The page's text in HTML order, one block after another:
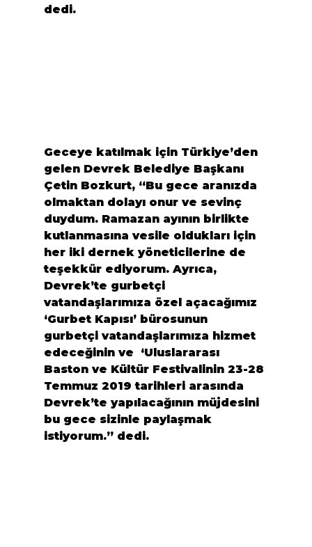
dedi.
Geceye katılmak için Türkiye’den
gelen Devrek Belediye Başkanı
Çetin Bozkurt, “Bu gece aranızda
olmaktan dolayı onur ve sevinç
duydum. Ramazan ayının birlikte
kutlanmasına vesile oldukları için
her iki dernek yöneticilerine de
teşekkür ediyorum. Ayrıca,
Devrek’te gurbetçi
vatandaşlarımıza özel açacağımız
‘Gurbet Kapısı’ bürosunun
gurbetçi vatandaşlarımıza hizmet
edeceğinin ve  ‘Uluslararası
Baston ve Kültür Festivalinin 23-28
Temmuz 2019 tarihleri arasında
Devrek’te yapılacağının müjdesini
bu gece sizinle paylaşmak
istiyorum.” dedi.